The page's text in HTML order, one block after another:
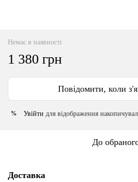
Немає в наявності
1 380 грн
Повідомити, коли
% Увійти для відображення
До
Доставка